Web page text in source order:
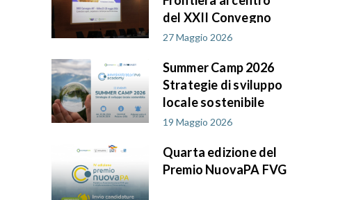
del XXII Convegno
AIF PA in FVG
27 Maggio 2026
Summer Camp 2026
Strategie di sviluppo
locale sostenibile
19 Maggio 2026
Quarta edizione del
Premio NuovaPA FVG